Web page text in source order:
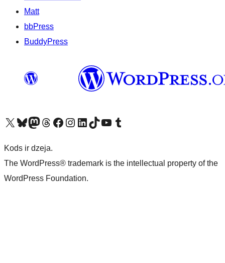
Matt
bbPress
BuddyPress
Apmeklējiet mūsu X (agrāk Twitter) kontu
Apmeklējiet mūsu Bluesky kontu
Apmeklējiet mūsu Mastodon kontu
Apmeklējiet mūsu Threads kontu
Apmeklējiet mūsu Facebook lapuApmeklējiet mūsu Instagram kontu
Apmeklējiet mūsu LinkedIn kontu
Apmeklējiet mūsu TikTok kontu
Apmeklējiet mūsu YouTube kanālu
Apmeklējiet mūsu Tumblr kontu
Kods ir dzeja.
The WordPress® trademark is the intellectual property of the
WordPress Foundation.